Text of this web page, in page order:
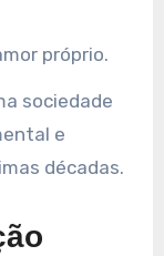
próprio.
sociedade
e
décadas.